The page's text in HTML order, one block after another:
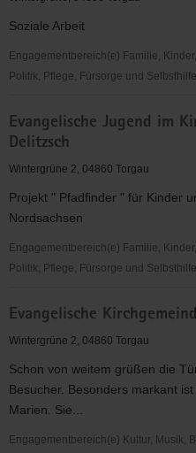
Torgau
Soziale Arbeit
Engagementbereich(e) Familie,
Politik, Pflege, Fürsorge und
Kirchgemeinde
Loßwig
Evangelische Jugend im
Delitzsch
Wintergrüne 2, 04860 Torgau
Projekt " Pfadfinder " für Kinder
Nordsachsen
Engagementbereich(e) Familie,
Politik, Pflege, Fürsorge und
Jugend
im
Torgau-
Delitzsch
Evangelische
Wintergrüne 2, 04860 Torgau
Schon von weitem grüßen die
Besucher. Besonders markant
Marien. Sie...
Engagementbereich(e) Kultur, Musik,